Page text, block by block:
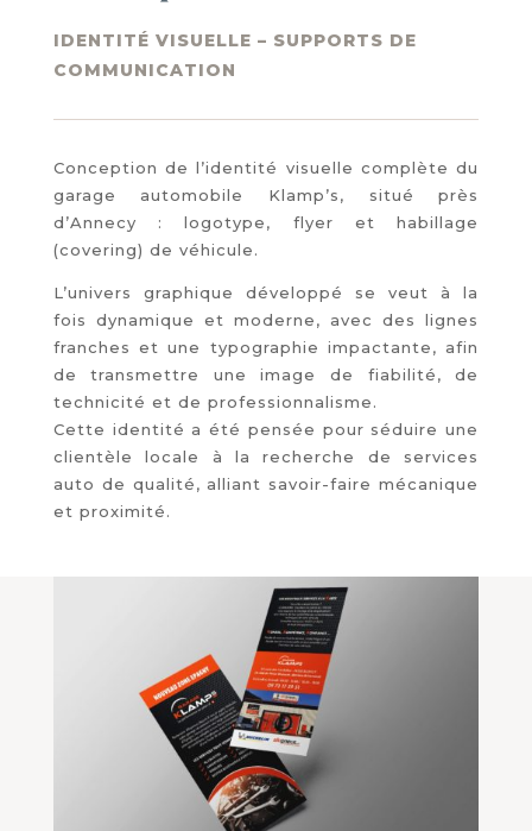
IDENTITÉ VISUELLE – SUPPORTS DE
COMMUNICATION
Conception de l’identité visuelle complète du
garage automobile Klamp’s, situé près
d’Annecy : logotype, flyer et habillage
(covering) de véhicule.
L’univers graphique développé se veut à la
fois dynamique et moderne, avec des lignes
franches et une typographie impactante, afin
de transmettre une image de fiabilité, de
technicité et de professionnalisme.
Cette identité a été pensée pour séduire une
clientèle locale à la recherche de services
auto de qualité, alliant savoir-faire mécanique
et proximité.